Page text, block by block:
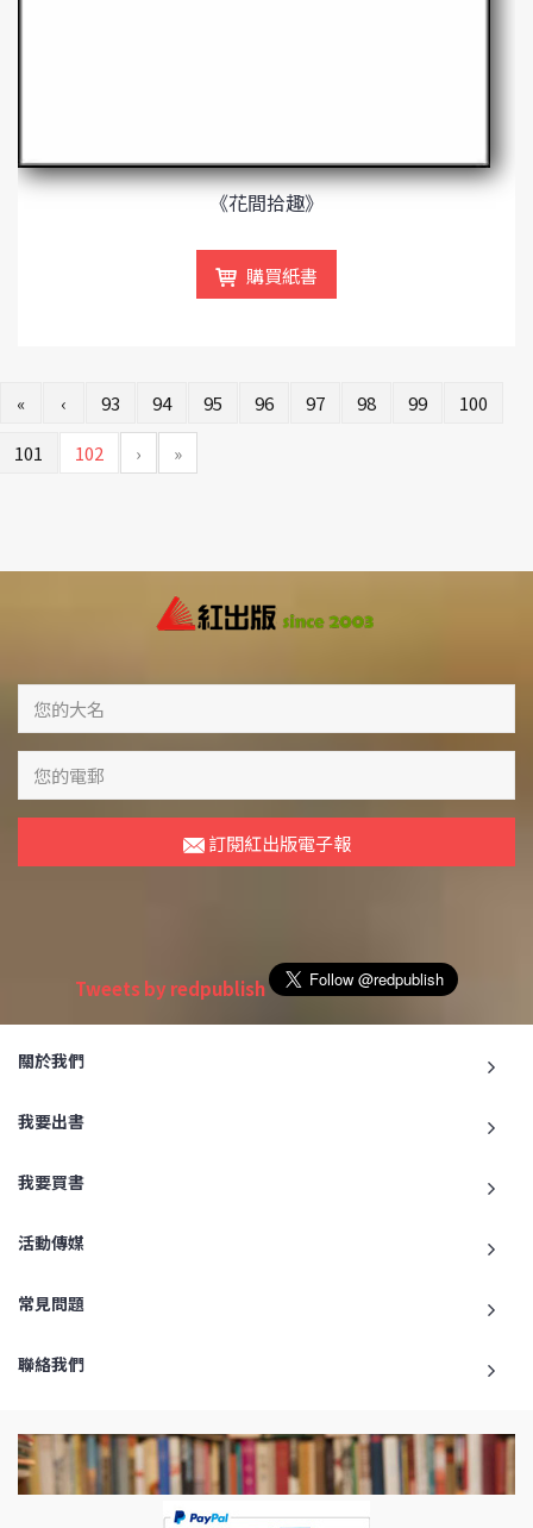
《花間拾趣》
購買紙書
« ‹ 93 94 95 96 97 98 99
100
101
102 › »
訂閱紅出版電子報
Tweets by redpublish
關於我們
我要出書
我要買書
活動傳媒
常見問題
聯絡我們